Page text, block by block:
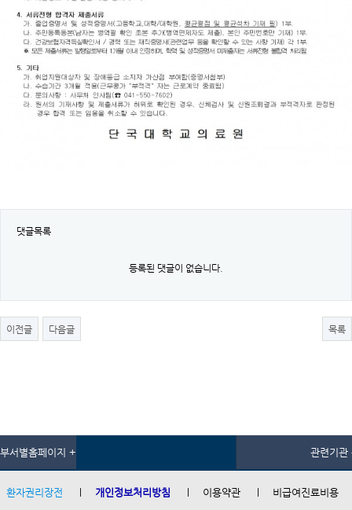
댓글목록
등록된 댓글이 없습니다.
이전글 다음글 목록
부서별홈페이지 + 관련기관
환자권리장전 개인정보처리방침 이용약관 비급여진료비용